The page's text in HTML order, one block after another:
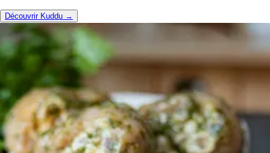
Découvrir Kuddu →